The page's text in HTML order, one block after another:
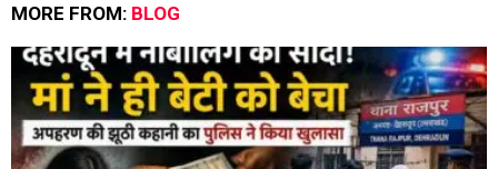
MORE FROM: BLOG